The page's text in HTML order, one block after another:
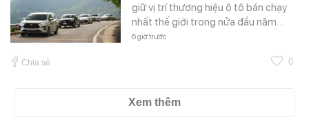
giữ vị trí thương hiệu ô tô bán chạy
nhất thế giới trong nửa đầu năm…
6 giờ trước
Chia sẻ 0
Xem thêm